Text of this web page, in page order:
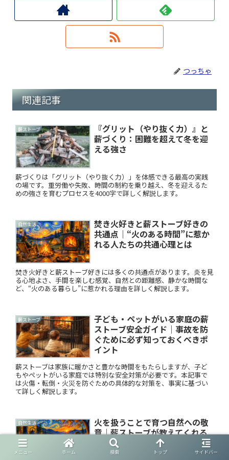
つっちゃ
関連記事
薪ストーブ
『グリット（やり抜く力）』と
薪づくり：困難を超えて冬を迎
える強さ
薪づくりは「グリット（やり抜く力）」を体感できる最高の実践
の場です。重労働や失敗、時間の制約を乗り越え、冬を迎えるた
めの強さを育むプロセスを4000字で詳しく解説します。
自然生活
焚き火好きと薪ストーブ好きの
共通点｜“火のある時間”に惹か
れる人たちの共通心理とは
焚き火好きと薪ストーブ好きには多くの共通点があります。炎を見
る心地よさ、手間を楽しむ感覚、自然との距離感、静かな時間な
ど、“火のある暮らし”に惹かれる理由を詳しく解説します。
薪ストーブ
子ども・ペットがいる家庭の薪
ストーブ安全ガイド｜事故を防
ぐために必ず知っておくべきポ
イント
薪ストーブは家族に暖かさと豊かな時間をもたらしますが、子ど
もやペットがいる家庭では特別な安全対策が必要です。本記事で
は火傷・転倒・火災を防ぐための具体的な対策を、事実に基づい
て詳しく解説します。
自然生活
火を扱うことで育つ自然への敬
意｜薪ストーブが教えてくれる
資源の大切さ
メニュー ホーム 検索 トップ サイドバー